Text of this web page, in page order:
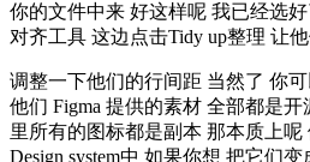
你的文件中来 好这样呢 我已经选
对齐工具 这边点击Tidy up整理 让
调整一下他们的行间距 当然了 你
他们 Figma 提供的素材 全部都是
里所有的图标都是副本 那本质上呢
Design system中 如果你想 把它们